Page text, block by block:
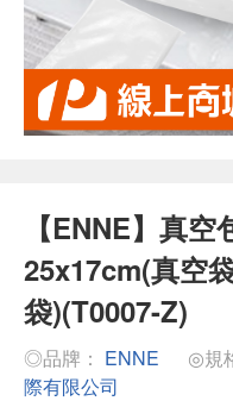
【ENNE】真
25x17cm(真空
袋)(T0007-Z)
◎品牌： ENNE ◎規
際有限公司